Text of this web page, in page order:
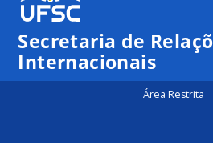
Secretaria de
Internacionais
Área Restrita